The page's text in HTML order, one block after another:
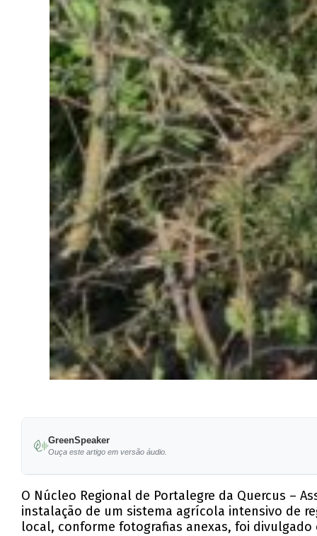
GreenSpeaker
Ouça este artigo em versão áudio.
O Núcleo Regional de Portalegre da Quercus –
instalação de um sistema agrícola intensivo de
local, conforme fotografias anexas, foi divulgado